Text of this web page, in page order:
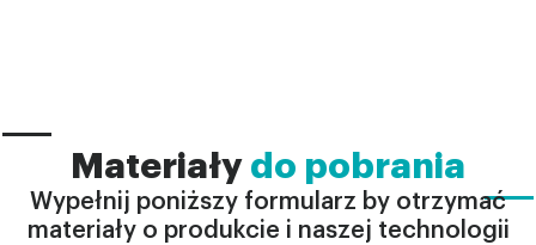
Materiały do pobrania
Wypełnij poniższy formularz by otrzymać
materiały o produkcie i naszej technologii